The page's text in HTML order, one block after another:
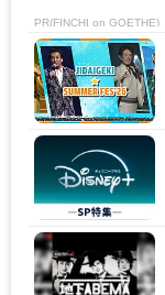
PR(FINCHI on GOETHE)